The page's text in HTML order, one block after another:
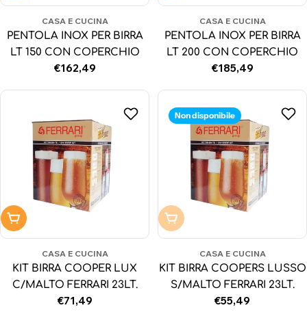
CASA E CUCINA
PENTOLA INOX PER BIRRA
LT 150 CON COPERCHIO
Prezzo
€162,49
CASA E CUCINA
PENTOLA INOX PER BIRRA
LT 200 CON COPERCHIO
Prezzo
€185,49
Aggiungi al carrello
CASA E CUCINA
KIT BIRRA COOPER LUX
C/MALTO FERRARI 23LT.
Prezzo
€71,49
Non disponibile
Non disponibile
CASA E CUCINA
KIT BIRRA COOPERS LUSSO
S/MALTO FERRARI 23LT.
Prezzo
€55,49